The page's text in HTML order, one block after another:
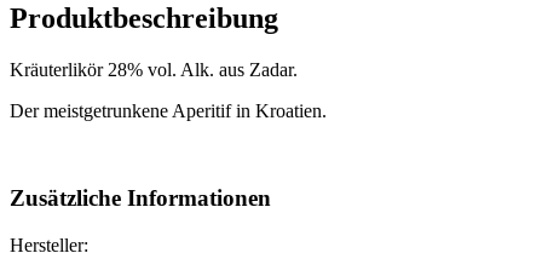
Produktbeschreibung
Kräuterlikör 28% vol. Alk. aus Zadar.
Der meistgetrunkene Aperitif in Kroatien.
Zusätzliche Informationen
Hersteller: